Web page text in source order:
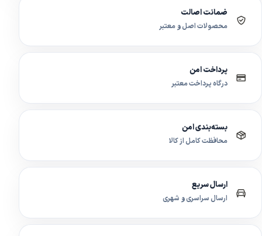
ضمانت اصالت
محصولات اصل و معتبر
پرداخت امن
درگاه پرداخت معتبر
بسته‌بندی امن
محافظت کامل از کالا
ارسال سریع
ارسال سراسری و شهری